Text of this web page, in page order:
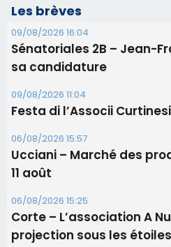
06/08/2026 15:57
Ucciani – Marché des
11 août
06/08/2026 15:25
Corte – L’association A
projection sous les étoiles
06/08/2026 15:04
Alata - Soirée Tango
Benedetto
05/08/2026 09:53
Biguglia : messe de la
procession le 14 août